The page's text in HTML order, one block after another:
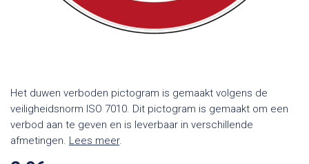
Het duwen verboden pictogram is gemaakt volgens de
veiligheidsnorm ISO 7010. Dit pictogram is gemaakt om een
verbod aan te geven en is leverbaar in verschillende
afmetingen. Lees meer.